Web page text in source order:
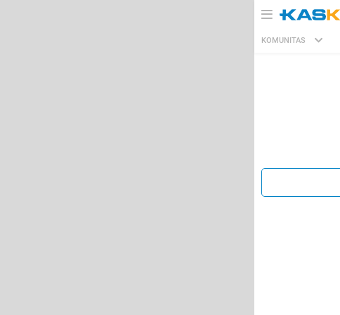
KOMUNITAS